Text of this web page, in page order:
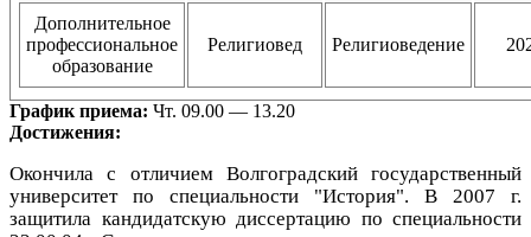
Дополнительное
профессиональное
образование
Религиовед Религиоведение
График приема: Чт. 09.00 — 13.20
Достижения:
Окончила с отличием Волгоградский государственный
университет по специальности "История". В 2007 г.
защитила кандидатскую диссертацию по специальности